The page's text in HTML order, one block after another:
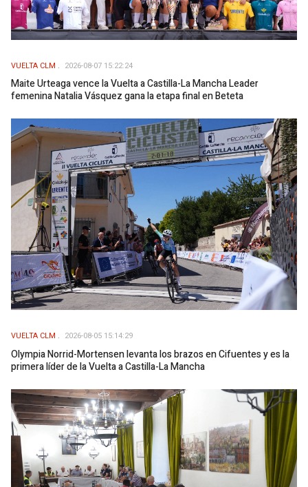
VUELTA CLM 2026-08-07 15:22:24
Maite Urteaga vence la Vuelta a Castilla-La Mancha Leader
femenina Natalia Vásquez gana la etapa final en Beteta
VUELTA CLM 2026-08-05 15:14:29
Olympia Norrid-Mortensen levanta los brazos en Cifuentes y es la
primera líder de la Vuelta a Castilla-La Mancha